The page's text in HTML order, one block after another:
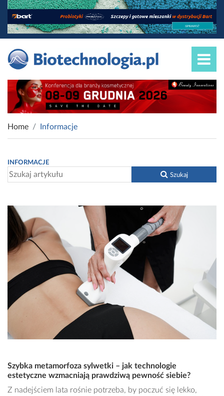
Home Informacje
INFORMACJE
Szukaj
Szybka metamorfoza sylwetki – jak technologie
estetyczne wzmacniają prawdziwą pewność siebie?
Z nadejściem lata rośnie potrzeba, by poczuć się lekko,